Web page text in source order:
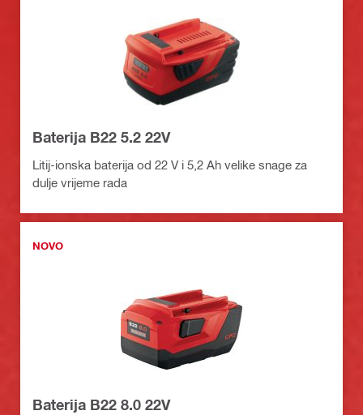
Baterija B22 5.2 22V
Litij-ionska baterija od 22 V i 5,2 Ah velike snage za
dulje vrijeme rada
NOVO
Baterija B22 8.0 22V